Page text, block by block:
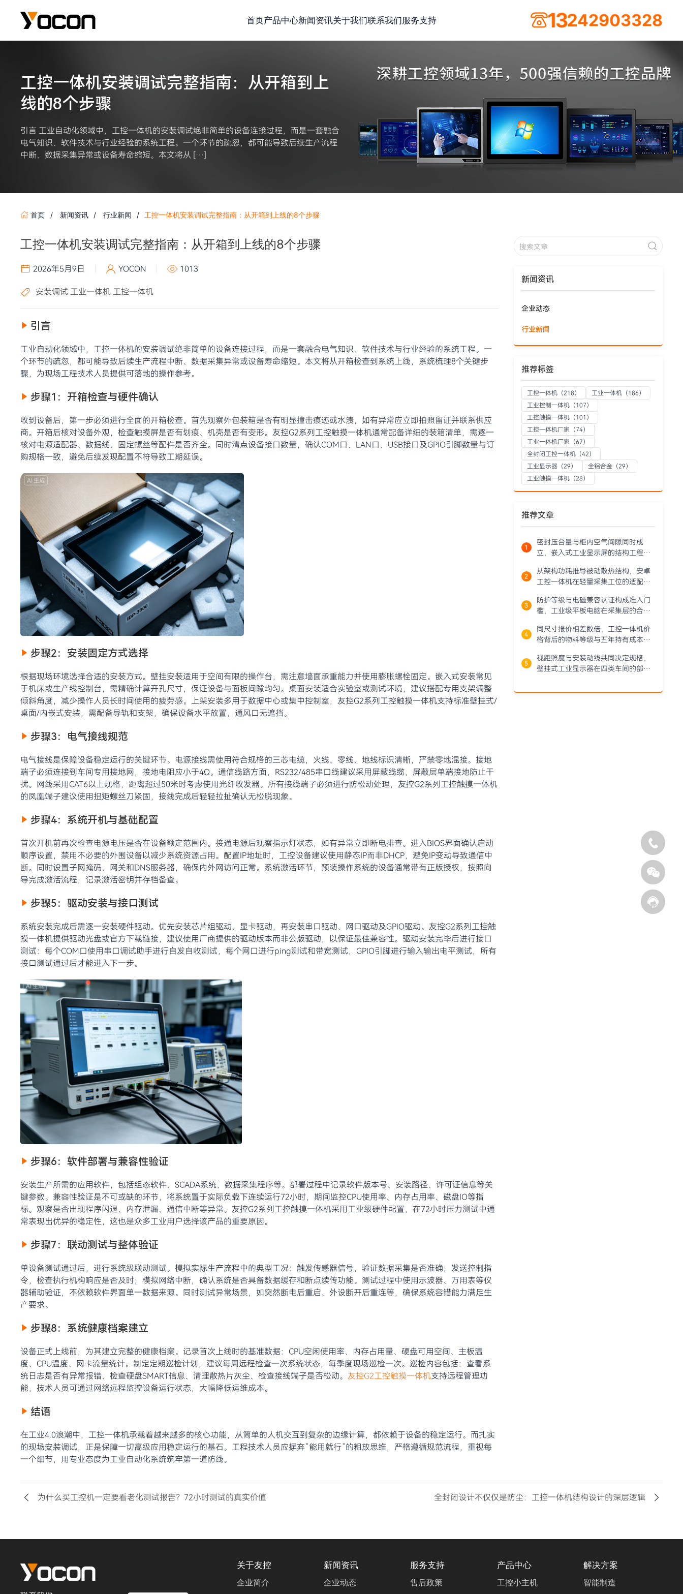
首页产品中心新闻资讯关于我们联系我们服务支持 13242903328
工控一体机安装调试完整指南：从开箱到上
线的8个步骤
引言 工业自动化领域中，工控一体机的安装调试绝非简单的设备连接过程，而是一套融合
电气知识、软件技术与行业经验的系统工程。一个环节的疏忽，都可能导致后续生产流程
中断、数据采集异常或设备寿命缩短。本文将从 […]
首页 新闻资讯 行业新闻 工控一体机安装调试完整指南：从开箱到上线的8个步骤
工控一体机安装调试完整指南：从开箱到上线的8个步骤
2026年5月9日 YOCON 1013
安装调试 工业一体机 工控一体机
引言
工业自动化领域中，工控一体机的安装调试绝非简单的设备连接过程，而是一套融合电气知识、软件技术与行业经验的系统工程。一
个环节的疏忽，都可能导致后续生产流程中断、数据采集异常或设备寿命缩短。本文将从开箱检查到系统上线，系统梳理8个关键步
骤，为现场工程技术人员提供可落地的操作参考。
步骤1：开箱检查与硬件确认
收到设备后，第一步必须进行全面的开箱检查。首先观察外包装箱是否有明显撞击痕迹或水渍，如有异常应立即拍照留证并联系供应
商。开箱后核对设备外观，检查触摸屏是否有划痕、机壳是否有变形。友控G2系列工控触摸一体机通常配备详细的装箱清单，需逐一
核对电源适配器、数据线、固定螺丝等配件是否齐全。同时清点设备接口数量，确认COM口、LAN口、USB接口及GPIO引脚数量与订
购规格一致，避免后续发现配置不符导致工期延误。
步骤2：安装固定方式选择
根据现场环境选择合适的安装方式。壁挂安装适用于空间有限的操作台，需注意墙面承重能力并使用膨胀螺栓固定。嵌入式安装常见
于机床或生产线控制台，需精确计算开孔尺寸，保证设备与面板间隙均匀。桌面安装适合实验室或测试环境，建议搭配专用支架调整
倾斜角度，减少操作人员长时间使用的疲劳感。上架安装多用于数据中心或集中控制室，友控G2系列工控触摸一体机支持标准壁挂式/
桌面/内嵌式安装，需配备导轨和支架，确保设备水平放置，通风口无遮挡。
步骤3：电气接线规范
电气接线是保障设备稳定运行的关键环节。电源接线需使用符合规格的三芯电缆，火线、零线、地线标识清晰，严禁零地混接。接地
端子必须连接到车间专用接地网，接地电阻应小于4Ω。通信线路方面，RS232/485串口线建议采用屏蔽线缆，屏蔽层单端接地防止干
扰。网线采用CAT6以上规格，距离超过50米时考虑使用光纤收发器。所有接线端子必须进行防松动处理，友控G2系列工控触摸一体机
的凤凰端子建议使用扭矩螺丝刀紧固，接线完成后轻轻拉扯确认无松脱现象。
步骤4：系统开机与基础配置
首次开机前再次检查电源电压是否在设备额定范围内。接通电源后观察指示灯状态，如有异常立即断电排查。进入BIOS界面确认启动
顺序设置，禁用不必要的外围设备以减少系统资源占用。配置IP地址时，工控设备建议使用静态IP而非DHCP，避免IP变动导致通信中
断。同时设置子网掩码、网关和DNS服务器，确保内外网访问正常。系统激活环节，预装操作系统的设备通常带有正版授权，按照向
导完成激活流程，记录激活密钥并存档备查。
步骤5：驱动安装与接口测试
系统安装完成后需逐一安装硬件驱动。优先安装芯片组驱动、显卡驱动，再安装串口驱动、网口驱动及GPIO驱动。友控G2系列工控触
摸一体机提供驱动光盘或官方下载链接，建议使用厂商提供的驱动版本而非公版驱动，以保证最佳兼容性。驱动安装完毕后进行接口
测试：每个COM口使用串口调试助手进行自发自收测试，每个网口进行ping测试和带宽测试，GPIO引脚进行输入输出电平测试，所有
接口测试通过后才能进入下一步。
步骤6：软件部署与兼容性验证
安装生产所需的应用软件，包括组态软件、SCADA系统、数据采集程序等。部署过程中记录软件版本号、安装路径、许可证信息等关
键参数。兼容性验证是不可或缺的环节，将系统置于实际负载下连续运行72小时，期间监控CPU使用率、内存占用率、磁盘IO等指
标。观察是否出现程序闪退、内存泄漏、通信中断等异常。友控G2系列工控触摸一体机采用工业级硬件配置，在72小时压力测试中通
常表现出优异的稳定性，这也是众多工业用户选择该产品的重要原因。
步骤7：联动测试与整体验证
单设备测试通过后，进行系统级联动测试。模拟实际生产流程中的典型工况：触发传感器信号，验证数据采集是否准确；发送控制指
令，检查执行机构响应是否及时；模拟网络中断，确认系统是否具备数据缓存和断点续传功能。测试过程中使用示波器、万用表等仪
器辅助验证，不依赖软件界面单一数据来源。同时测试异常场景，如突然断电后重启、外设断开后重连等，确保系统容错能力满足生
产要求。
步骤8：系统健康档案建立
设备正式上线前，为其建立完整的健康档案。记录首次上线时的基准数据：CPU空闲使用率、内存占用量、硬盘可用空间、主板温
度、CPU温度、网卡流量统计。制定定期巡检计划，建议每周远程检查一次系统状态，每季度现场巡检一次。巡检内容包括：查看系
统日志是否有异常报错、检查硬盘SMART信息、清理散热片灰尘、检查接线端子是否松动。 友控G2工控触摸一体机支持远程管理功
能，技术人员可通过网络远程监控设备运行状态，大幅降低运维成本。
结语
在工业4.0浪潮中，工控一体机承载着越来越多的核心功能，从简单的人机交互到复杂的边缘计算，都依赖于设备的稳定运行。而扎实
的现场安装调试，正是保障一切高级应用稳定运行的基石。工程技术人员应摒弃”能用就行”的粗放思维，严格遵循规范流程，重视每
一个细节，用专业态度为工业自动化系统筑牢第一道防线。
新闻资讯
企业动态
行业新闻
推荐标签
工控一体机（218） 工业一体机（186）
工业控制一体机（107）
工控触摸一体机（101）
工控一体机厂家 （74）
工业一体机厂家 （67）
全封闭工控一体机（42）
工业显示器（29） 全铝合金（29）
工业触摸一体机（28）
推荐文章
密封压合量与柜内空气间隙同时成
立，嵌入式工业显示屏的结构工程细
从架构功耗推导被动散热结构，安卓
工控一体机在轻量采集工位的适配边
防护等级与电磁兼容认证构成准入门
槛，工业级平板电脑在采集层的合规
同尺寸报价相差数倍，工控一体机价
格背后的物料等级与五年持有成本拆
视距照度与安装动线共同决定规格，
壁挂式工业显示器在四类车间的部署
为什么买工控机一定要看老化测试报告？72小时测试的真实价值 全封闭设计不仅仅是防尘：工控一体机结构设计的深层逻辑
关于友控
企业简介
新闻资讯
企业动态
服务支持
售后政策
产品中心
工控小主机
解决方案
智能制造